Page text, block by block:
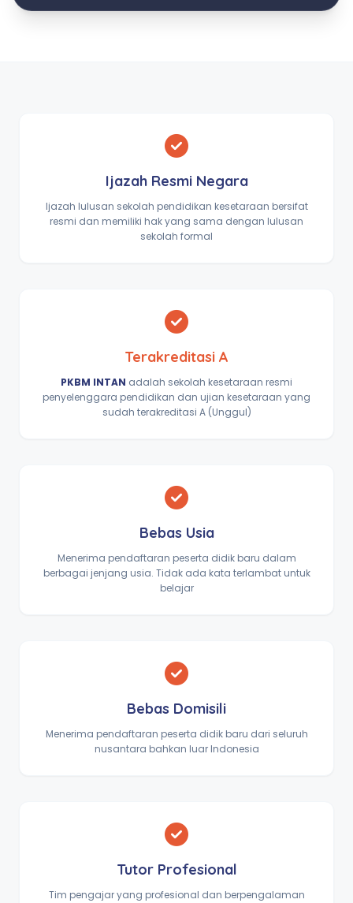
Ijazah Resmi Negara
Ijazah lulusan sekolah pendidikan kesetaraan bersifat
resmi dan memiliki hak yang sama dengan lulusan
sekolah formal
Terakreditasi A
PKBM INTAN adalah sekolah kesetaraan resmi
penyelenggara pendidikan dan ujian kesetaraan yang
sudah terakreditasi A (Unggul)
Bebas Usia
Menerima pendaftaran peserta didik baru dalam
berbagai jenjang usia. Tidak ada kata terlambat untuk
belajar
Bebas Domisili
Menerima pendaftaran peserta didik baru dari seluruh
nusantara bahkan luar Indonesia
Tutor Profesional
Tim pengajar yang profesional dan berpengalaman